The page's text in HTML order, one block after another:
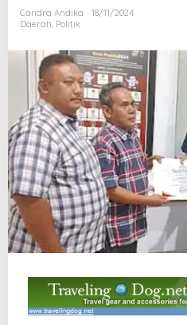
Candra Andika
18/11/2024
Daerah, Politik